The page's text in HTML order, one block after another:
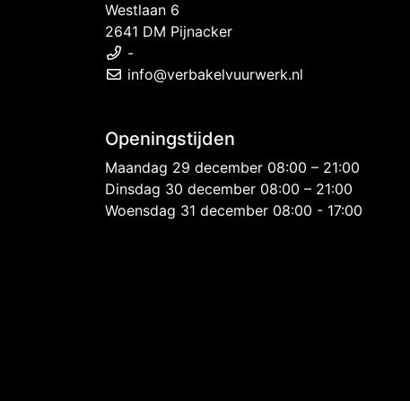
Westlaan 6
2641 DM Pijnacker
-
info@verbakelvuurwerk.nl
Openingstijden
Maandag 29 december 08:00 – 21:00
Dinsdag 30 december 08:00 – 21:00
Woensdag 31 december 08:00 - 17:00